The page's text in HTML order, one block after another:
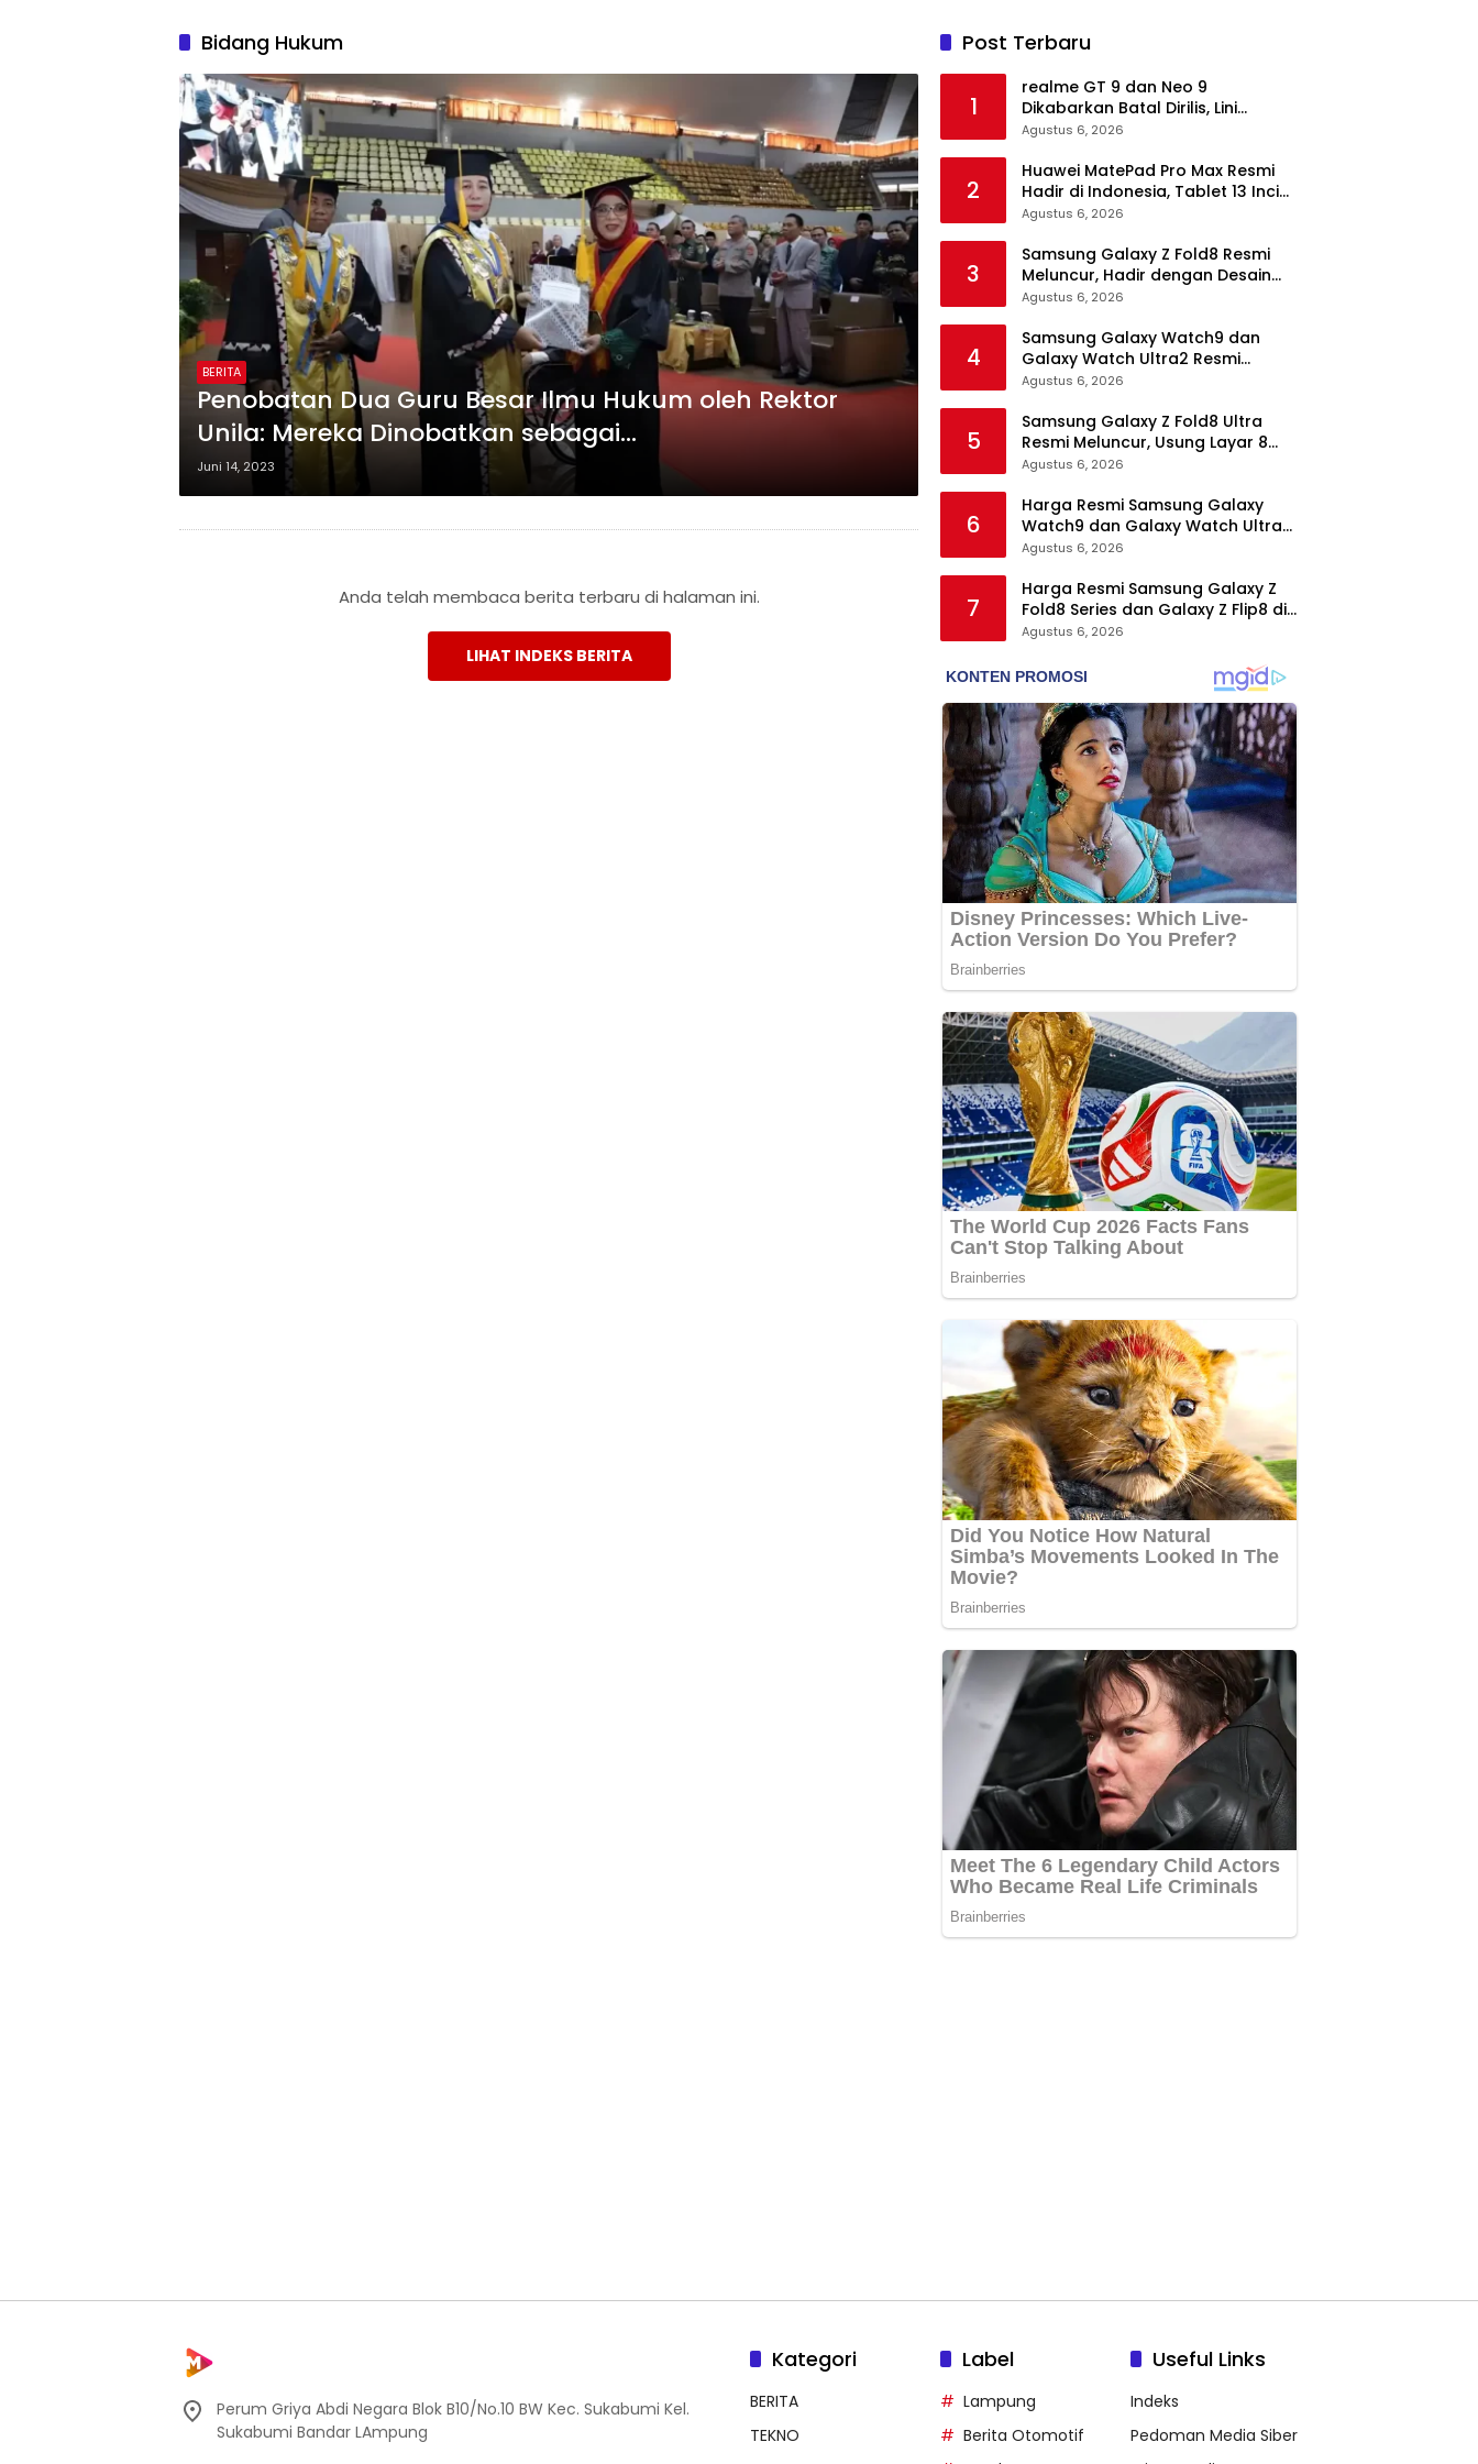
Bidang Hukum
BERITA
Penobatan Dua Guru Besar Ilmu Hukum oleh Rektor
Unila: Mereka Dinobatkan sebagai…
Juni 14, 2023
Anda telah membaca berita terbaru di halaman ini.
LIHAT INDEKS BERITA
Post Terbaru
1
realme GT 9 dan Neo 9
Dikabarkan Batal Dirilis, Lini
Flagship realme Terancam
Agustus 6, 2026
2
Huawei MatePad Pro Max Resmi
Hadir di Indonesia, Tablet 13 Inci
Tertipis dan Teringan
Agustus 6, 2026
3
Samsung Galaxy Z Fold8 Resmi
Meluncur, Hadir dengan Desain
Lebih Pendek dan Lebar
Agustus 6, 2026
4
Samsung Galaxy Watch9 dan
Galaxy Watch Ultra2 Resmi
Meluncur, Bawa AI, Snapdragon
Baru
Agustus 6, 2026
5
Samsung Galaxy Z Fold8 Ultra
Resmi Meluncur, Usung Layar 8
Inci, Kamera 200MP dan
Agustus 6, 2026
6
Harga Resmi Samsung Galaxy
Watch9 dan Galaxy Watch Ultra2
di Indonesia, Mulai Rp5,9 Jutaan
Agustus 6, 2026
7
Harga Resmi Samsung Galaxy Z
Fold8 Series dan Galaxy Z Flip8 di
Indonesia, Mulai Rp19 Jutaan
Agustus 6, 2026
Perum Griya Abdi Negara Blok B10/No.10 BW Kec. Sukabumi Kel.
Sukabumi Bandar LAmpung
Kategori
BERITA
TEKNO
Label
Lampung
Berita Otomotif
Useful Links
Indeks
Pedoman Media Siber